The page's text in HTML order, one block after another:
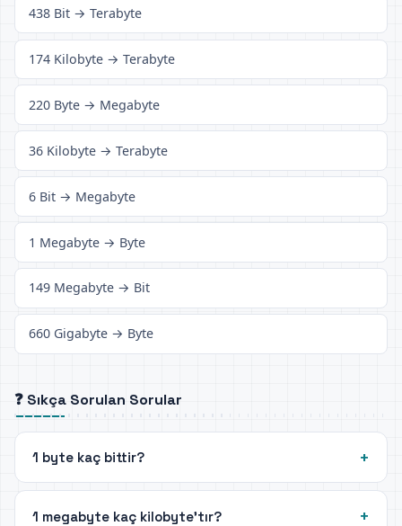
438 Bit → Terabyte
174 Kilobyte → Terabyte
220 Byte → Megabyte
36 Kilobyte → Terabyte
6 Bit → Megabyte
1 Megabyte → Byte
149 Megabyte → Bit
660 Gigabyte → Byte
❓ Sıkça Sorulan Sorular
1 byte kaç bittir?
1 megabyte kaç kilobyte'tır?